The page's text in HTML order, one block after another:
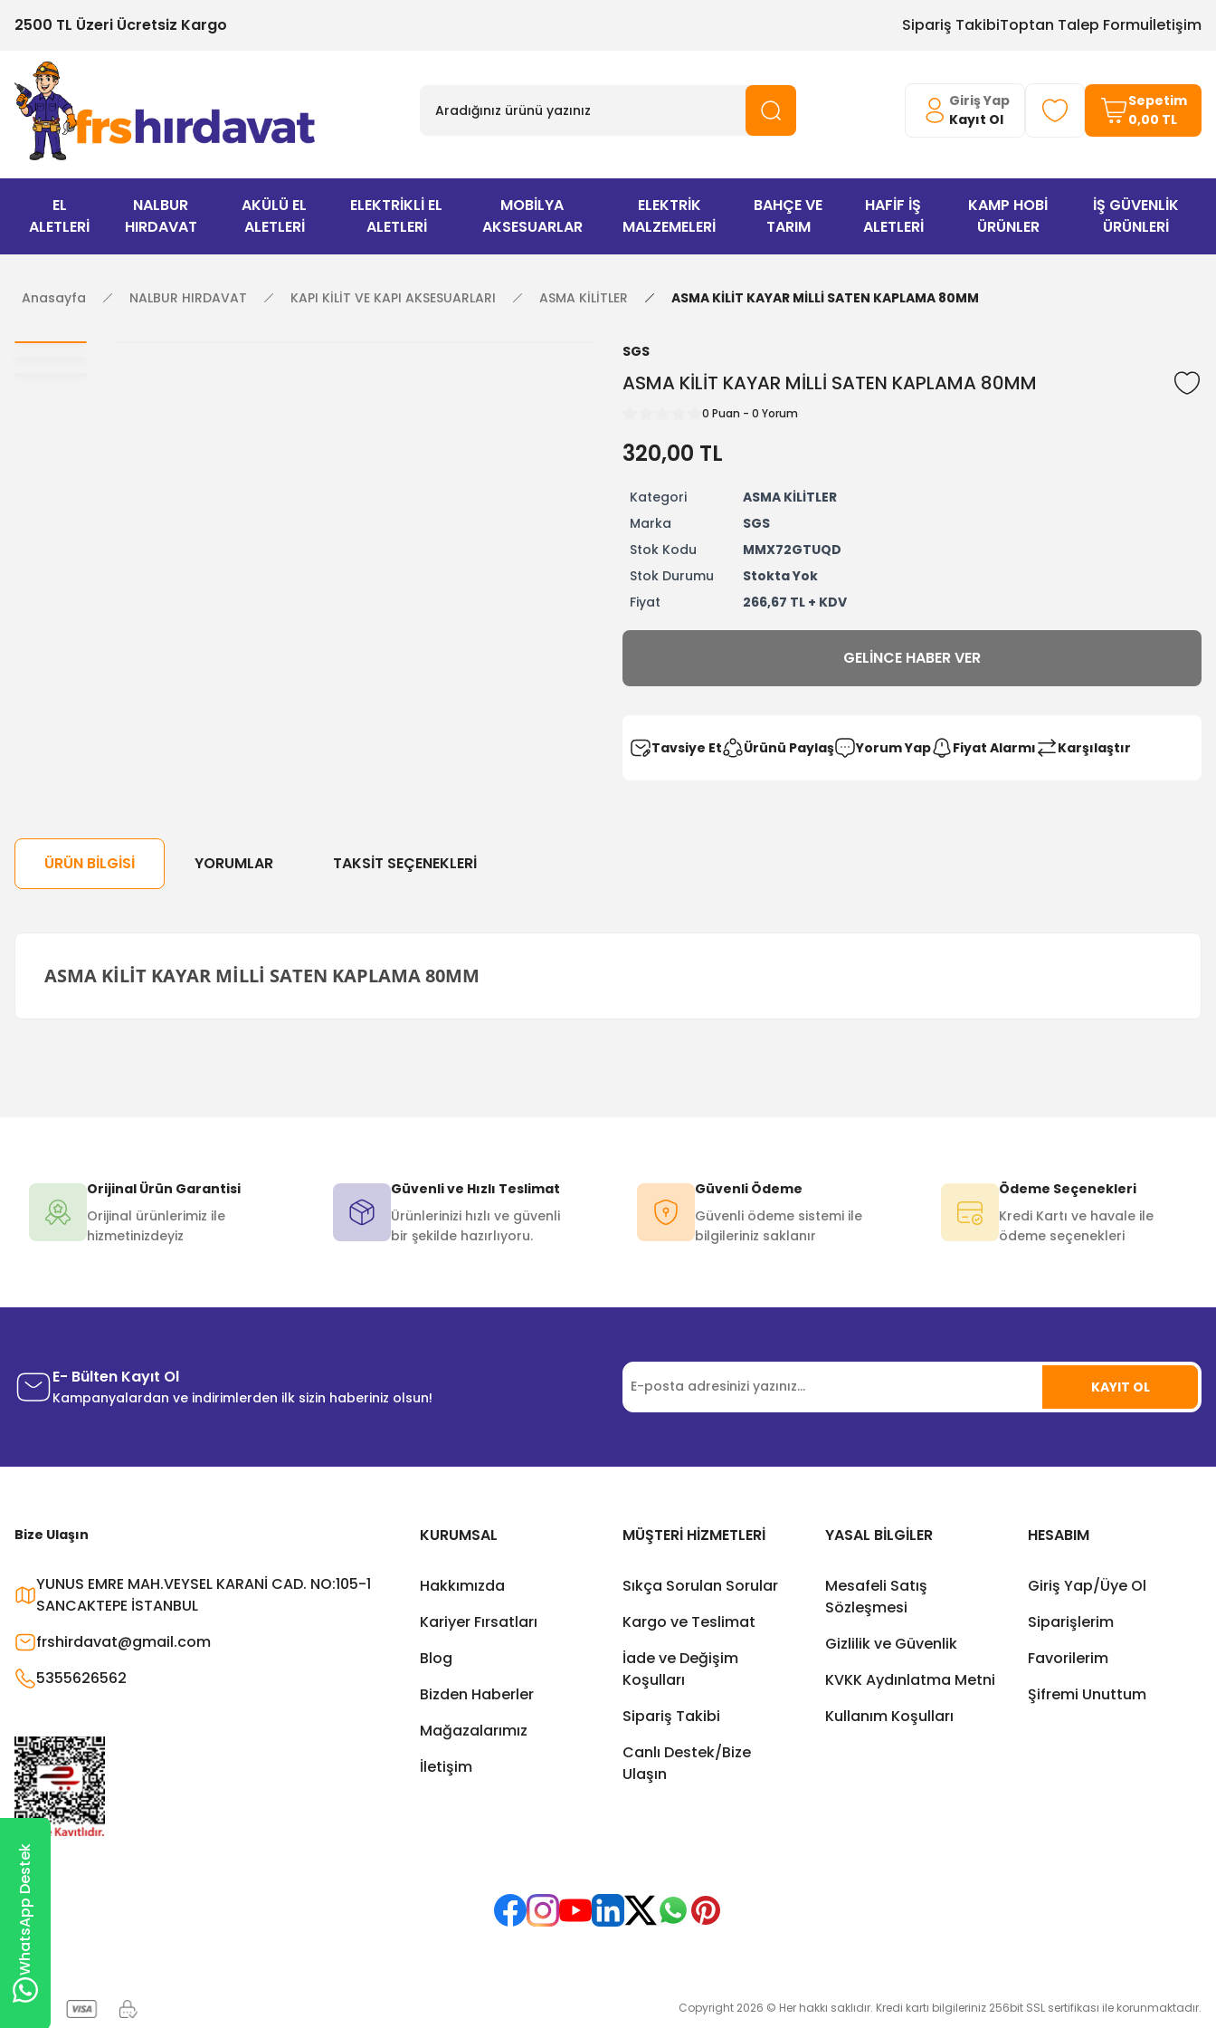
2500 TL Üzeri Ücretsiz Kargo Sipariş TakibiToptan Talep Formuİletişim
Giriş Yap
Kayıt Ol
Sepetim
0,00 TL
EL
ALETLERİ
NALBUR
HIRDAVAT
AKÜLÜ EL
ALETLERİ
ELEKTRİKLİ EL
ALETLERİ
MOBİLYA
AKSESUARLAR
ELEKTRİK
MALZEMELERİ
BAHÇE VE
TARIM
HAFİF İŞ
ALETLERİ
KAMP HOBİ
ÜRÜNLER
İŞ GÜVENLİK
ÜRÜNLERİ
Anasayfa NALBUR HIRDAVAT KAPI KİLİT VE KAPI AKSESUARLARI ASMA KİLİTLER ASMA KİLİT KAYAR MİLLİ SATEN KAPLAMA 80MM
SGS
ASMA KİLİT KAYAR MİLLİ SATEN KAPLAMA 80MM
0 Puan - 0 Yorum
320,00 TL
Kategori
ASMA KİLİTLER
Marka
SGS
Stok Kodu
MMX72GTUQD
Stok Durumu
Stokta Yok
Fiyat
266,67 TL + KDV
GELINCE HABER VER
Tavsiye Et Ürünü Paylaş Yorum Yap Fiyat Alarmı Karşılaştır
ÜRÜN BILGISI YORUMLAR TAKSIT SEÇENEKLERI
ASMA KİLİT KAYAR MİLLİ SATEN KAPLAMA 80MM
Yorum Yaz
Orijinal Ürün Garantisi
Orijinal ürünlerimiz ile
hizmetinizdeyiz
Güvenli ve Hızlı Teslimat
Ürünlerinizi hızlı ve güvenli
bir şekilde hazırlıyoru.
Güvenli Ödeme
Güvenli ödeme sistemi ile
bilgileriniz saklanır
Ödeme Seçenekleri
Kredi Kartı ve havale ile
ödeme seçenekleri
E- Bülten Kayıt Ol
Kampanyalardan ve indirimlerden ilk sizin haberiniz olsun!
KAYIT OL
Bize Ulaşın
YUNUS EMRE MAH.VEYSEL KARANİ CAD. NO:105-1
SANCAKTEPE İSTANBUL
frshirdavat@gmail.com
5355626562
KURUMSAL
Hakkımızda
Kariyer Fırsatları
Blog
Bizden Haberler
Mağazalarımız
İletişim
MÜŞTERİ HİZMETLERİ
Sıkça Sorulan Sorular
Kargo ve Teslimat
İade ve Değişim
Koşulları
Sipariş Takibi
Canlı Destek/Bize
Ulaşın
YASAL BİLGİLER
Mesafeli Satış
Sözleşmesi
Gizlilik ve Güvenlik
KVKK Aydınlatma Metni
Kullanım Koşulları
HESABIM
Giriş Yap/Üye Ol
Siparişlerim
Favorilerim
Şifremi Unuttum
Copyright 2026 © Her hakkı saklıdır. Kredi kartı bilgileriniz 256bit SSL sertifikası ile korunmaktadır.
WhatsApp Destek